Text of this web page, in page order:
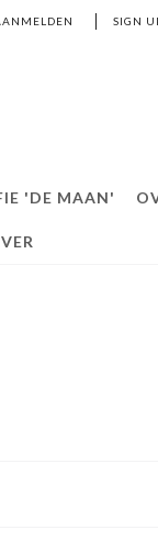
SIGN
'DE MAAN'